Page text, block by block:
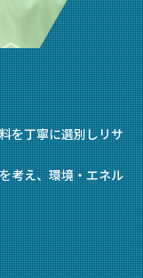
を丁寧に選別しリサ
考え、環境・エネル